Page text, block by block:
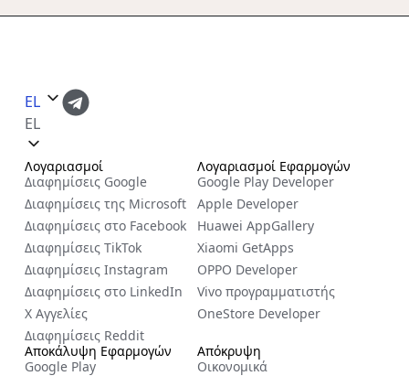
EL
EL
Λογαριασμοί
Διαφημίσεις Google
Διαφημίσεις της Microsoft
Διαφημίσεις στο Facebook
Διαφημίσεις TikTok
Διαφημίσεις Instagram
Διαφημίσεις στο LinkedIn
X Αγγελίες
Διαφημίσεις Reddit
Απόκρυψη
Οικονομικά
Λογαριασμοί Εφαρμογών
Google Play Developer
Apple Developer
Huawei AppGallery
Xiaomi GetApps
OPPO Developer
Vivo προγραμματιστής
OneStore Developer
Αποκάλυψη Εφαρμογών
Google Play